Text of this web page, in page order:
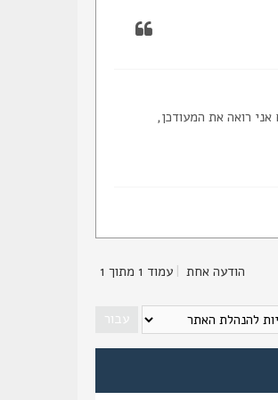
רואה את המעודכן,
הודעה אחת עמוד 1 מתוך 1